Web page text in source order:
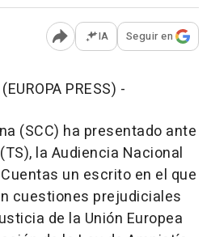
Abrir opciones para
IA Seguir en
PRESS) -
(SCC) ha presentado ante
la Audiencia Nacional
un escrito en el que
cuestiones prejudiciales
de la Unión Europea